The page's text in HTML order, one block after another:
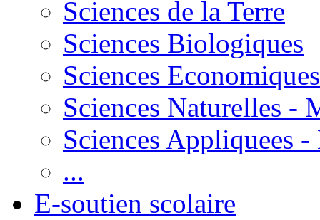
Sciences de la Terre
Sciences Biologiques
Sciences Economiques
Sciences Naturelles -
Sciences Appliquees
...
E-soutien scolaire